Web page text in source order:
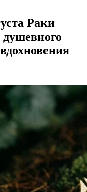
Раки
душевного